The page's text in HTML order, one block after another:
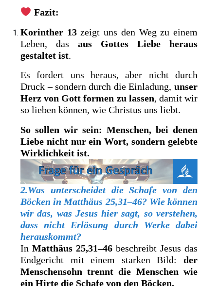
Fazit:
Korinther 13zeigt uns den Weg zu einem
Leben, dasaus Gottes Liebe heraus
gestaltet ist.
Es fordert uns heraus, aber nicht durch
Druck – sondern durch die Einladung, unser
Herz von Gott formen zu lassen, damit wir
so lieben können, wie Christus uns liebt.
So sollen wir sein: Menschen, bei denen
Liebe nicht nur ein Wort, sondern gelebte
Wirklichkeit ist.
2.Was unterscheidet die Schafe von den
Böcken in Matthäus 25,31–46? Wie können
wir das, was Jesus hier sagt, so verstehen,
dass nicht Erlösung durch Werke dabei
herauskommt?
InMatthäus 25,31–46 beschreibt Jesus das
Endgericht mit einem starken Bild: der
Menschensohn trennt die Menschen wie
ein Hirte die Schafe von den Böcken.